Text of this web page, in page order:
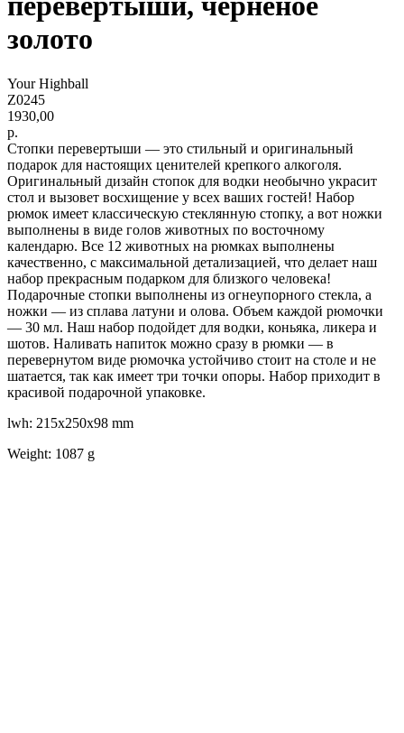
золото
Your Highball
Z0245
1930,00
р.
Стопки перевертыши — это стильный и оригинальный
подарок для настоящих ценителей крепкого алкоголя.
Оригинальный дизайн стопок для водки необычно украсит
стол и вызовет восхищение у всех ваших гостей! Набор
рюмок имеет классическую стеклянную стопку, а вот ножки
выполнены в виде голов животных по восточному
календарю. Все 12 животных на рюмках выполнены
качественно, с максимальной детализацией, что делает наш
набор прекрасным подарком для близкого человека!
Подарочные стопки выполнены из огнеупорного стекла, а
ножки — из сплава латуни и олова. Объем каждой рюмочки
— 30 мл. Наш набор подойдет для водки, коньяка, ликера и
шотов. Наливать напиток можно сразу в рюмки — в
перевернутом виде рюмочка устойчиво стоит на столе и не
шатается, так как имеет три точки опоры. Набор приходит в
красивой подарочной упаковке.
lwh: 215x250x98 mm
Weight: 1087 g